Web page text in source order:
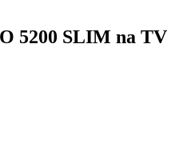
5200 SLIM na TV